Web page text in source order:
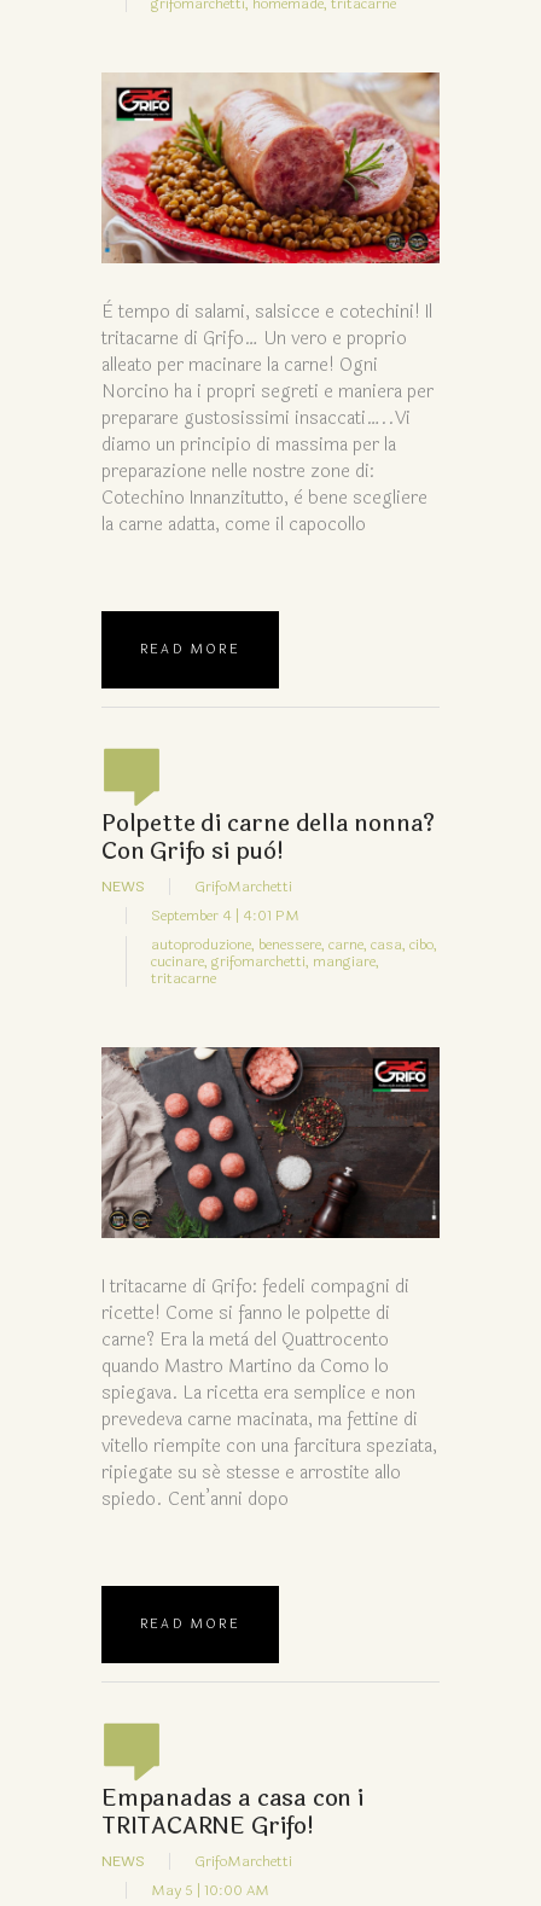
È tempo di salami, salsicce e cotechini! Il
tritacarne di Grifo… Un vero e proprio
alleato per macinare la carne! Ogni
Norcino ha i propri segreti e maniera per
preparare gustosissimi insaccati…..Vi
diamo un principio di massima per la
preparazione nelle nostre zone di:
Cotechino Innanzitutto, è bene scegliere
la carne adatta, come il capocollo
READ MORE
Polpette di carne della nonna?
Con Grifo si può!
NEWS
GrifoMarchetti
September 4 | 4:01 PM
autoproduzione, benessere, carne, casa, cibo,
cucinare, grifomarchetti, mangiare,
tritacarne
I tritacarne di Grifo: fedeli compagni di
ricette! Come si fanno le polpette di
carne? Era la metà del Quattrocento
quando Mastro Martino da Como lo
spiegava. La ricetta era semplice e non
prevedeva carne macinata, ma fettine di
vitello riempite con una farcitura speziata,
ripiegate su sé stesse e arrostite allo
spiedo. Cent’anni dopo
READ MORE
Empanadas a casa con i
TRITACARNE Grifo!
NEWS
GrifoMarchetti
May 5 | 10:00 AM